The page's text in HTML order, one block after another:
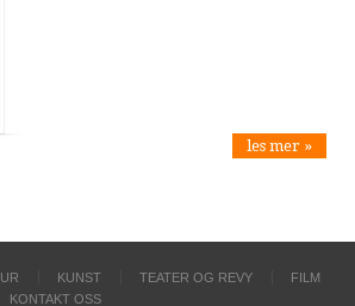
les mer »
KUNST TEATER OG REVY
FILM
KONTAKT OSS